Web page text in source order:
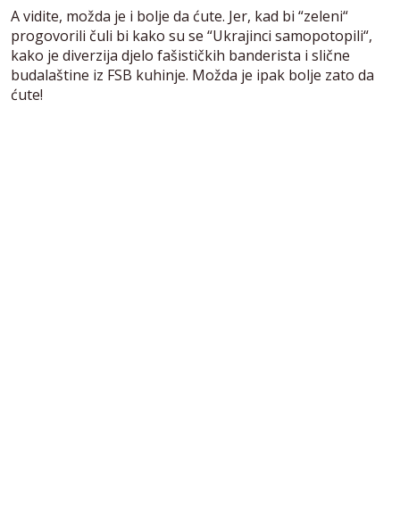
A vidite, možda je i bolje da ćute. Jer, kad bi “zeleni“
progovorili čuli bi kako su se “Ukrajinci samopotopili“,
kako je diverzija djelo fašističkih banderista i slične
budalaštine iz FSB kuhinje. Možda je ipak bolje zato da
ćute!